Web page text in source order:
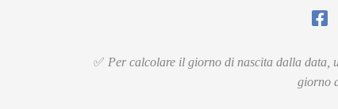
✅ Per calcolare il giorno di nascita dalla data,
giorno